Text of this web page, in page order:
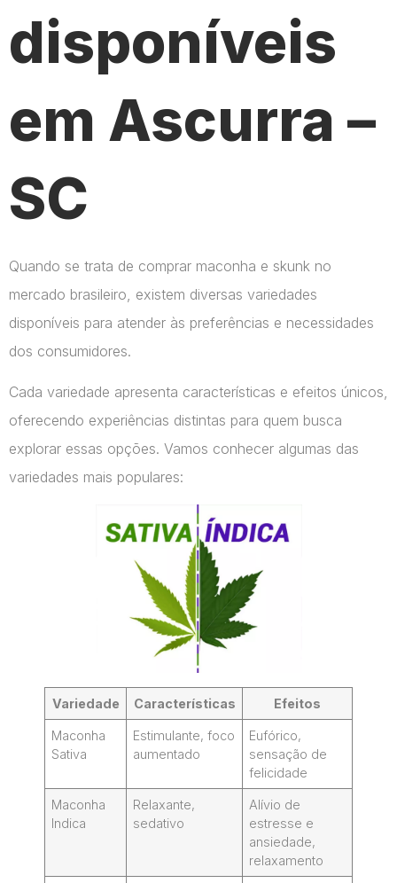
disponíveis
em Ascurra –
SC
Quando se trata de comprar maconha e skunk no
mercado brasileiro, existem diversas variedades
disponíveis para atender às preferências e necessidades
dos consumidores.
Cada variedade apresenta características e efeitos únicos,
oferecendo experiências distintas para quem busca
explorar essas opções. Vamos conhecer algumas das
variedades mais populares:
Variedade Características Efeitos
Maconha
Sativa
Estimulante, foco
aumentado
Eufórico,
sensação de
felicidade
Maconha
Indica
Relaxante,
sedativo
Alívio de
estresse e
ansiedade,
relaxamento